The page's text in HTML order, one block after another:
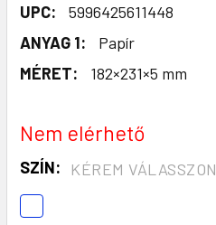
UPC:
5996425611448
ANYAG 1:
Papír
MÉRET:
182×231×5 mm
Nem elérhető
SZÍN: KÉREM VÁLASSZON